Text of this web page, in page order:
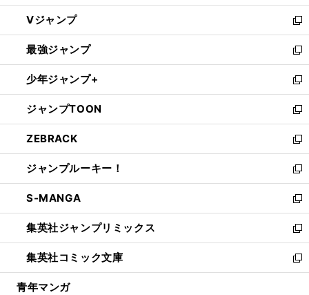
ウ
ィ
ン
ド
ウ
で
開
く
し
い
ウ
ィ
ン
ド
ウ
で
開
く
Vジャンプ
新
し
い
ウ
ィ
ン
ド
ウ
で
開
く
最強ジャンプ
新
し
い
ウ
ィ
ン
ド
ウ
で
開
く
少年ジャンプ+
新
し
い
ウ
ィ
ン
ド
ウ
で
開
く
ジャンプTOON
新
し
い
ウ
ィ
ン
ド
ウ
で
開
く
ZEBRACK
新
し
い
ウ
ィ
ン
ド
ウ
で
開
ジャンプルーキー！
新
し
い
ウ
ィ
ン
ド
ウ
S-MANGA
新
し
い
ウ
ィ
ン
集英社ジャンプリミックス
新
し
い
ウ
集英社コミック文庫
新
し
青年マンガ